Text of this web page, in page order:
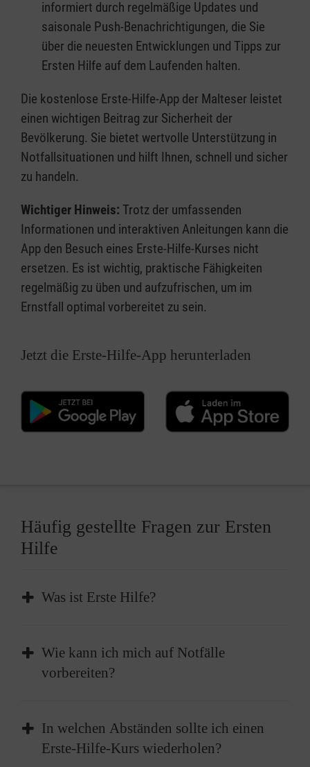
informiert durch regelmäßige Updates und
saisonale Push-Benachrichtigungen, die Sie
über die neuesten Entwicklungen und Tipps zur
Ersten Hilfe auf dem Laufenden halten.
Die kostenlose Erste-Hilfe-App der Malteser leistet
einen wichtigen Beitrag zur Sicherheit der
Bevölkerung. Sie bietet wertvolle Unterstützung in
Notfallsituationen und hilft Ihnen, schnell und sicher
zu handeln.
Wichtiger Hinweis: Trotz der umfassenden
Informationen und interaktiven Anleitungen kann die
App den Besuch eines Erste-Hilfe-Kurses nicht
ersetzen. Es ist wichtig, praktische Fähigkeiten
regelmäßig zu üben und aufzufrischen, um im
Ernstfall optimal vorbereitet zu sein.
Jetzt die Erste-Hilfe-App herunterladen
Häufig gestellte Fragen zur Ersten
Hilfe
Was ist Erste Hilfe?
Erste Hilfe ist die sofortige und
vorübergehende Hilfe, die bei plötzlichen
erhalten oder bis professionelle medizinische
Hilfe eintrifft.
Wie kann ich mich auf Notfälle
vorbereiten?
Absolvieren Sie einen Erste-Hilfe-Kurs und
frischen diesen im besten Fall alle zwei Jahre
In welchen Abständen sollte ich einen
Erste-Hilfe-Kurs wiederholen?